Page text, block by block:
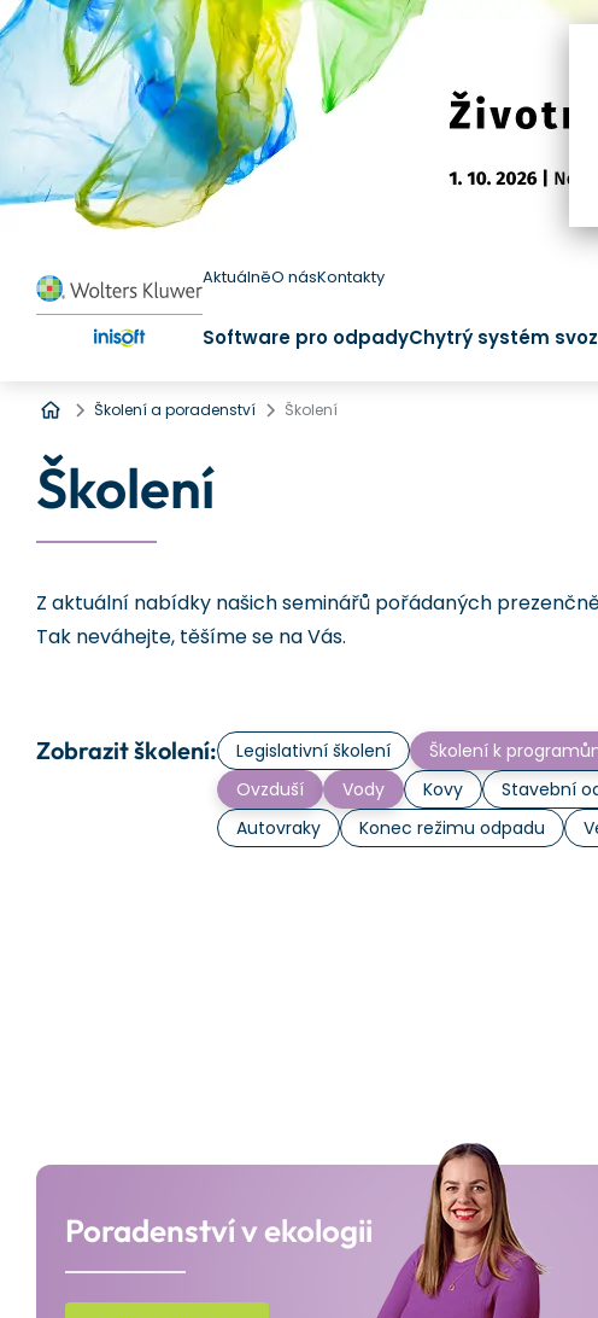
AktuálněO násKontakty
Software pro odpadyChytrý systém
Úvod
Školení a poradenství Školení
Školení
Z aktuální nabídky našich seminářů pořádaných
Tak neváhejte, těšíme se na Vás.
Zobrazit školení: Legislativní školení Školení k
Ovzduší
Vody Kovy Stavební
Autovraky
Konec režimu odpadu
Poradenství v ekologii